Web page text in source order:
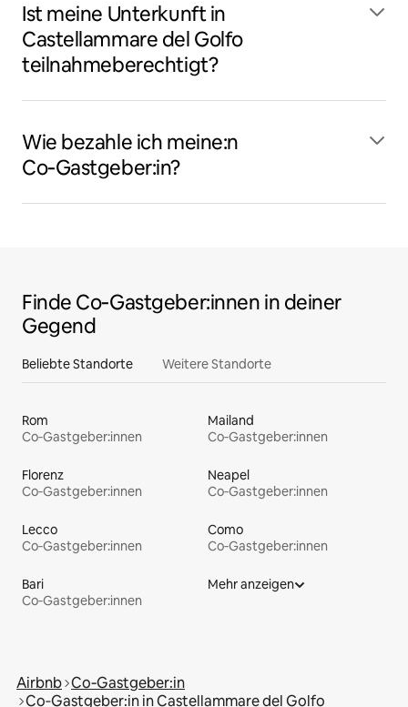
Ist meine Unterkunft in
Castellammare del Golfo
teilnahmeberechtigt?
Wie bezahle ich meine:n
Co‑Gastgeber:in?
Finde Co‑Gastgeber:innen in deiner
Gegend
Beliebte Standorte Weitere Standorte
Rom
Co‑Gastgeber:innen
Mailand
Co‑Gastgeber:innen
Florenz
Co‑Gastgeber:innen
Neapel
Co‑Gastgeber:innen
Lecco
Co‑Gastgeber:innen
Como
Co‑Gastgeber:innen
Bari
Co‑Gastgeber:innen
Mehr anzeigen
Airbnb Co‑Gastgeber:in
Co‑Gastgeber:in in Castellammare del Golfo